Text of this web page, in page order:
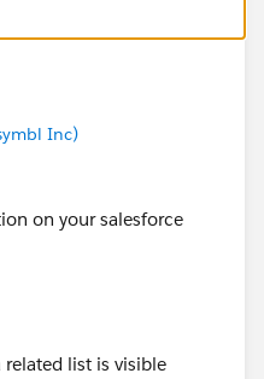
Inc)
on your salesforce
list is visible